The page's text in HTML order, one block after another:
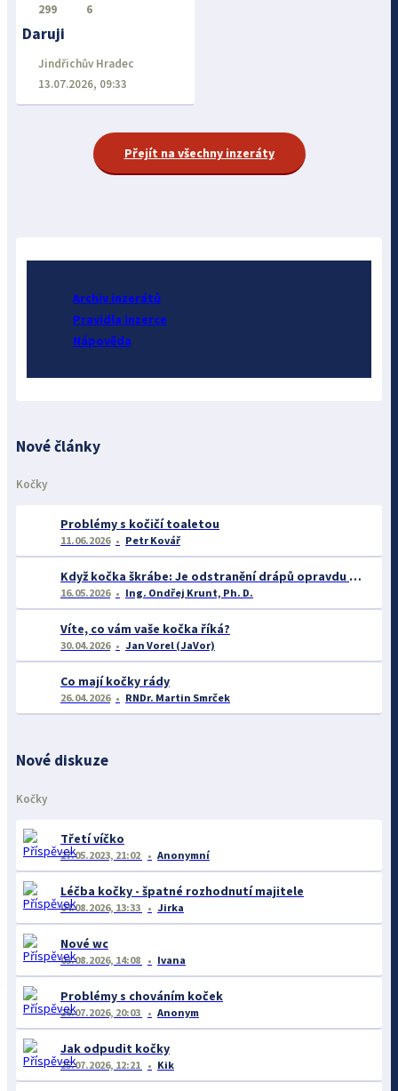
299 6
Daruji
Jindřichův Hradec
13.07.2026, 09:33
Přejít na všechny inzeráty
Archiv inzerátů
Pravidla inzerce
Nápověda
Nové články
Kočky
Problémy s kočičí toaletou
11.06.2026 Petr Kovář
Když kočka škrábe: Je odstranění drápů opravdu řešením? A co říká věda o chování takových koček?
16.05.2026 Ing. Ondřej Krunt, Ph. D.
Víte, co vám vaše kočka říká?
30.04.2026 Jan Vorel (JaVor)
Co mají kočky rády
26.04.2026 RNDr. Martin Smrček
Nové diskuze
Kočky
Třetí víčko
27.05.2023, 21:02 Anonymní
Léčba kočky - špatné rozhodnutí majitele
04.08.2026, 13:33 Jirka
Nové wc
03.08.2026, 14:08 Ivana
Problémy s chováním koček
29.07.2026, 20:03 Anonym
Jak odpudit kočky
25.07.2026, 12:21 Kik